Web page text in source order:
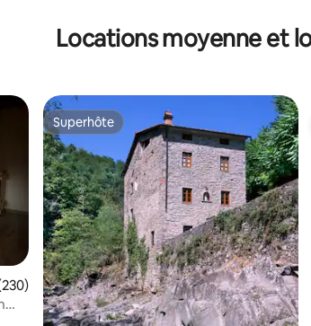
Locations moyenne et
moyenne sur la base de 230 commentaires :
Superhôte
Superhôte